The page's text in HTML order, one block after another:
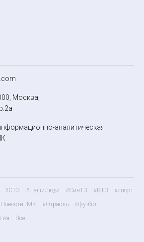
Москва,
аналитическая
#СТЗ #НашиЛюди #СинТЗ #ВТЗ
#спорт
#Отрасль
#футбол
Все